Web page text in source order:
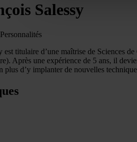
Salessy
est titulaire d’une maîtrise de Sciences
Après une expérience de 5 ans, il
plus d’y implanter de nouvelles